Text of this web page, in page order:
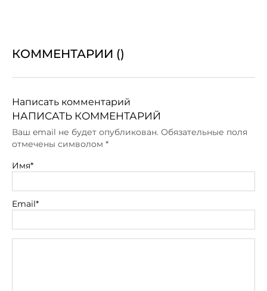
КОММЕНТАРИИ ()
Написать комментарий
НАПИСАТЬ КОММЕНТАРИЙ
Ваш email не будет опубликован. Обязательные поля
отмечены символом *
Имя*
Email*